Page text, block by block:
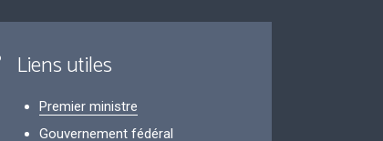
Liens utiles
Premier ministre
Gouvernement fédéral